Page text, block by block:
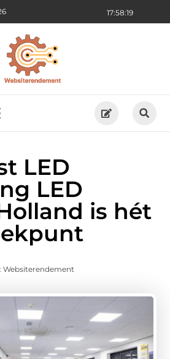
17:58:20
LED
LED
is hét
Websiterendement